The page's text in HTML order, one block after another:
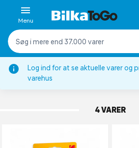
Log ind for at se aktuelle varer og
varehus
Menu
Belysning
LOMMELYGTER
4 VARER